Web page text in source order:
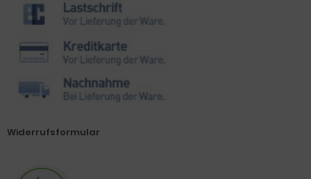
Widerrufsformular